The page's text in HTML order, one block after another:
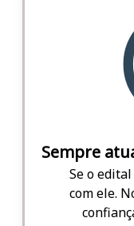
Sempre
Se o
com ele.